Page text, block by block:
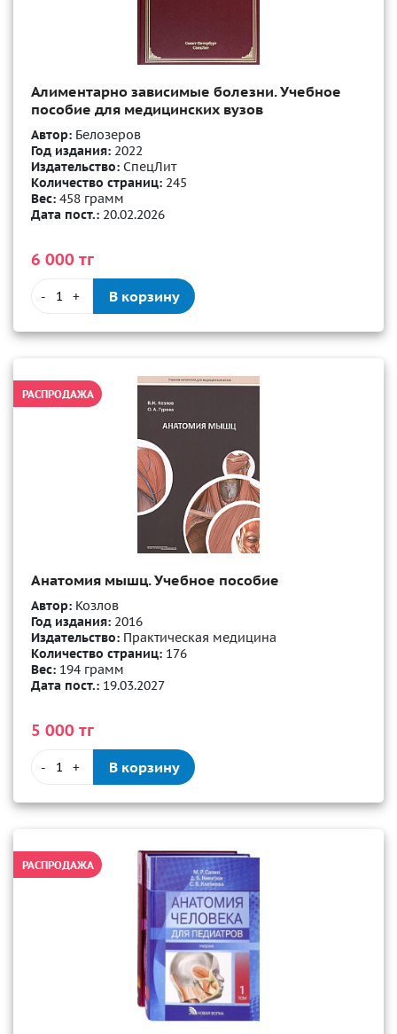
Алиментарно зависимые болезни. Учебное
пособие для медицинских вузов
Автор: Белозеров
Год издания: 2022
Издательство: СпецЛит
Количество страниц: 245
Вес: 458 грамм
Дата пост.: 20.02.2026
6 000 тг
- + В корзину
РАСПРОДАЖА
Анатомия мышц. Учебное пособие
Автор: Козлов
Год издания: 2016
Издательство: Практическая медицина
Количество страниц: 176
Вес: 194 грамм
Дата пост.: 19.03.2027
5 000 тг
- + В корзину
РАСПРОДАЖА